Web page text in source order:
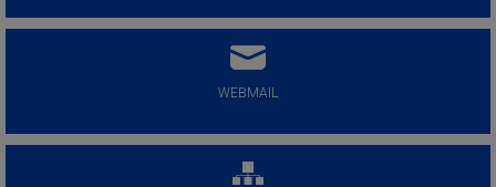
WEBMAIL